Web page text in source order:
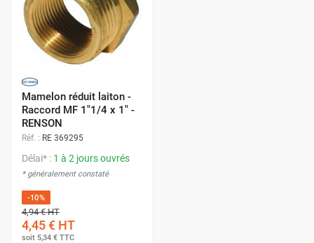
Mamelon réduit laiton -
Raccord MF 1"1/4 x 1" -
RENSON
Réf. : RE 369295
Délai* : 1 à 2 jours ouvrés
* généralement constaté
-10%
4,94 €HT
4,45 € HT
soit 5,34 € TTC